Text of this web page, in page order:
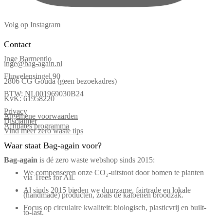
Volg op Instagram
Contact
Inge Barmentlo
inge@bag-again.nl
Fluwelensingel 90
2806 CG Gouda (geen bezoekadres)
BTW: NL001969030B24
KvK: 61958220
Privacy
Algemene voorwaarden
Disclaimer
Affiliates programma
Vind meer zero waste tips
Waar staat Bag-again voor?
Bag‑again is dé zero waste webshop sinds 2015:
We compenseren onze CO₂-uitstoot door bomen te planten
via Trees for All.
Al sinds 2015 bieden we duurzame, fairtrade en lokale
(handmade) producten, zoals de katoenen broodzak.
Focus op circulaire kwaliteit: biologisch, plasticvrij en built-
to-last.